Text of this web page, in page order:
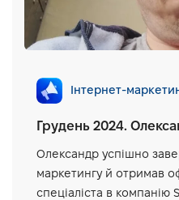
Інтернет-
Грудень 2024.
Олександр успішно
маркетингу й отримав
спеціаліста в компанію